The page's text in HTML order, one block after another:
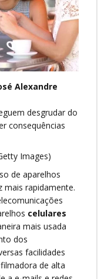
Alexandre
desgrudar do
consequências
Images)
de aparelhos
mais rapidamente.
celulares
mais usada
dos
facilidades
de alta